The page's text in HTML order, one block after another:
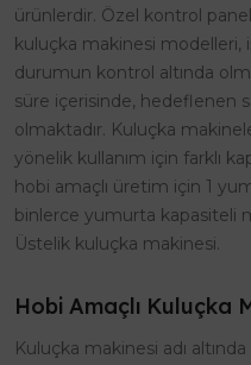
ürünlerdir. Özel kontrol
kuluçka makinesi modelleri,
durumun kontrol altında
süre içerisinde, hedeflenen
olmaktadır. Kuluçka
yönelik kullanım için farklı
hobi amaçlı üretim için 1
binlerce yumurta kapasiteli
Üstelik kuluçka makinesi.
Hobi Amaçlı Kuluçka
Kuluçka makinesi adı